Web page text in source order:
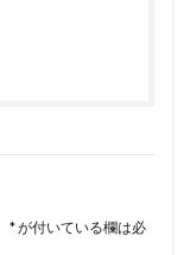
*が付いている欄は必